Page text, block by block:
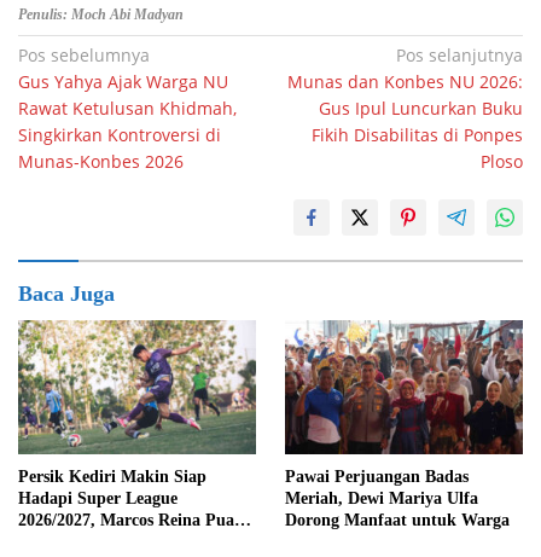
Penulis: Moch Abi Madyan
Navigasi
pos
Pos sebelumnya
Gus Yahya Ajak Warga NU
Rawat Ketulusan Khidmah,
Singkirkan Kontroversi di
Munas-Konbes 2026
Pos selanjutnya
Munas dan Konbes NU 2026:
Gus Ipul Luncurkan Buku
Fikih Disabilitas di Ponpes
Ploso
Baca Juga
Persik Kediri Makin Siap
Hadapi Super League
2026/2027, Marcos Reina Puas
Pawai Perjuangan Badas
Meriah, Dewi Mariya Ulfa
Dorong Manfaat untuk Warga